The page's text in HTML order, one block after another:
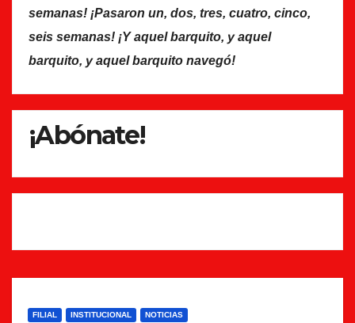
semanas! ¡Pasaron un, dos, tres, cuatro, cinco,
seis semanas! ¡Y aquel barquito, y aquel
barquito, y aquel barquito navegó!
¡Abónate!
FILIAL INSTITUCIONAL NOTICIAS